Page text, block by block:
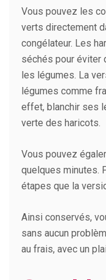
Vous pouvez les
verts directement
congélateur. Les
séchés pour éviter
les légumes. La
légumes comme
effet, blanchir ses
verte des haricots.
Vous pouvez
quelques minutes.
étapes que la
Ainsi conservés,
sans aucun
au frais, avec un